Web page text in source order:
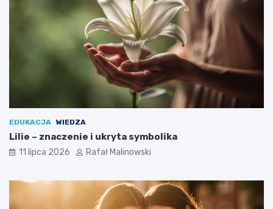
EDUKACJA WIEDZA
Lilie – znaczenie i ukryta symbolika
11 lipca 2026 Rafał Malinowski